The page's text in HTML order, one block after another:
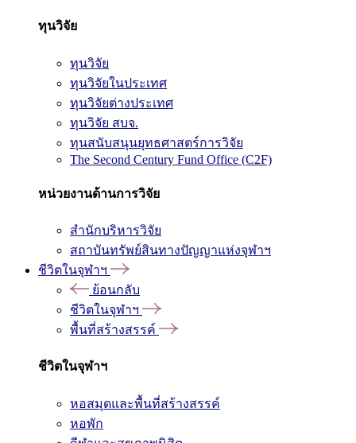
ทุนวิจัย
ทุนวิจัย
ทุนวิจัยในประเทศ
ทุนวิจัยต่างประเทศ
ทุนวิจัย สบจ.
ทุนสนับสนุนยุทธศาสตร์การวิจัย
The Second Century Fund Office (C2F)
หน่วยงานด้านการวิจัย
สำนักบริหารวิจัย
สถาบันทรัพย์สินทางปัญญาแห่งจุฬาฯ
ชีวิตในจุฬาฯ
ย้อนกลับ
ชีวิตในจุฬาฯ
พื้นที่สร้างสรรค์
ชีวิตในจุฬาฯ
หอสมุดและพื้นที่สร้างสรรค์
หอพัก